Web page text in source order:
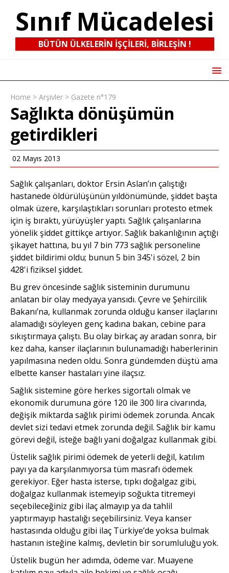
Sınıf Mücadelesi
BÜTÜN ÜLKELERIN IŞÇILERI, BIRLEŞIN !
Home > Arşivler > Gazete n°179
Sağlıkta dönüşümün
getirdikleri
02 Mayıs 2013
Sağlık çalışanları, doktor Ersin Aslan’ın çalıştığı
hastanede öldürülüşünün yıldönümünde, şiddet başta
olmak üzere, karşılaştıkları sorunları protesto etmek
için iş bıraktı, yürüyüşler yaptı. Sağlık çalışanlarına
yönelik şiddet gittikçe artıyor. Sağlık bakanlığının açtığı
şikayet hattına, bu yıl 7 bin 773 sağlık personeline
şiddet bildirimi oldu; bunun 5 bin 345'i sözel, 2 bin
428'i fiziksel şiddet.
Bu grev öncesinde sağlık sisteminin durumunu
anlatan bir olay medyaya yansıdı. Çevre ve Şehircilik
Bakanı’na, kullanmak zorunda olduğu kanser ilaçlarını
alamadığı söyleyen genç kadına bakan, cebine para
sıkıştırmaya çalıştı. Bu olay birkaç ay aradan sonra, bir
kez daha, kanser ilaçlarının bulunamadığı haberlerinin
yapılmasına neden oldu. Sonra gündemden düştü ama
elbette kanser hastaları yine ilaçsız.
Sağlık sistemine göre herkes sigortalı olmak ve
ekonomik durumuna göre 120 ile 300 lira civarında,
değişik miktarda sağlık pirimi ödemek zorunda. Ancak
devlet sizi tedavi etmek zorunda değil. Sağlık bir kamu
görevi değil, isteğe bağlı yani doğalgaz kullanmak gibi.
Üstelik sağlık pirimi ödemek de yeterli değil, katılım
payı ya da karşılanmıyorsa tüm masrafı ödemek
gerekiyor. Eğer hasta isterse, tıpkı doğalgaz gibi,
doğalgaz kullanmak istemeyip soğukta titremeyi
seçebileceğiniz gibi ilaç almayıp ya da tahlil
yaptırmayıp hastalığı seçebilirsiniz. Veya kanser
hastasında olduğu gibi ilaç Türkiye’de yoksa bulmak
hastanın isteğine kalmış, devletin bir sorumluluğu yok.
Üstelik bugün her adımda, ödeme var. Muayene